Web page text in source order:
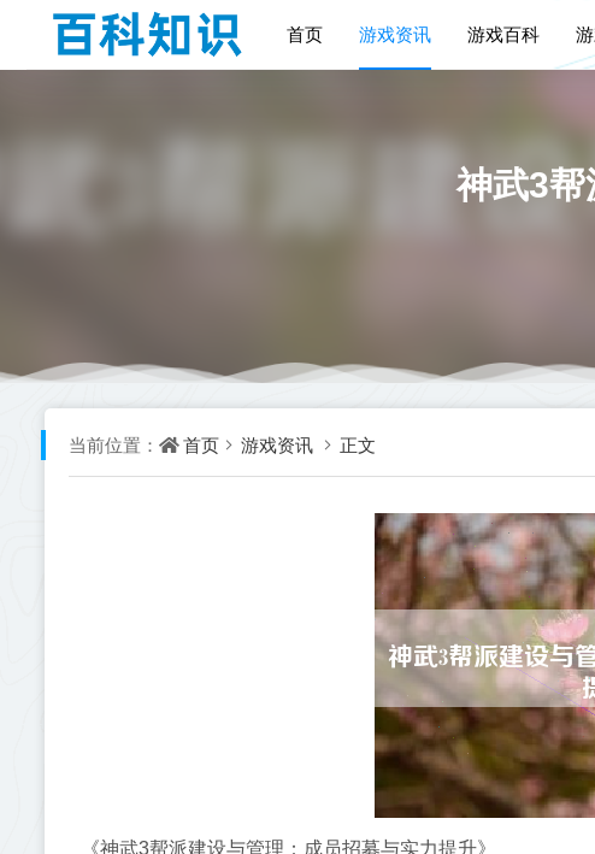
首页 游戏资讯 游戏百科
神武3帮
当前位置： 首页 游戏资讯 正文
《神武3帮派建设与管理：成员招募与实力提升》